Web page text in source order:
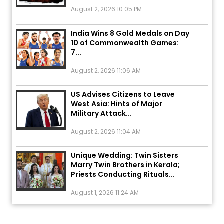
India Wins 8 Gold Medals on Day
10 of Commonwealth Games:
7...
US Advises Citizens to Leave
West Asia: Hints of Major
Military Attack...
Unique Wedding: Twin Sisters
Marry Twin Brothers in Kerala;
Priests Conducting Rituals...
ਅੱਜ ਦਾ ਰਾਸ਼ੀਫਲ (5 ਅਗਸਤ 2026): ਜਾਣੋ